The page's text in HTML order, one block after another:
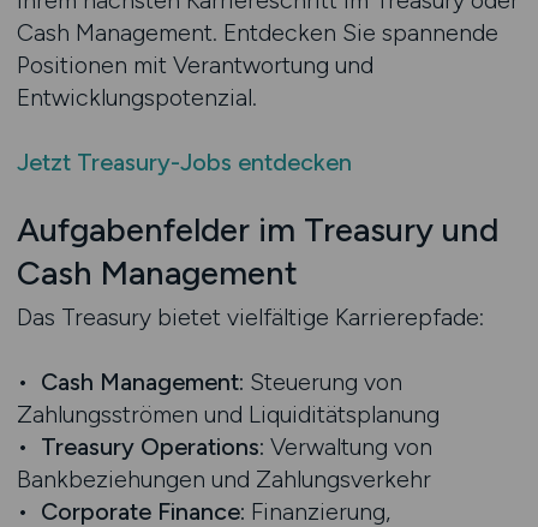
Cash Management. Entdecken Sie spannende
Positionen mit Verantwortung und
Entwicklungspotenzial.
Jetzt Treasury-Jobs entdecken
Aufgabenfelder im Treasury und
Cash Management
Das Treasury bietet vielfältige Karrierepfade:
• Cash Management: Steuerung von
Zahlungsströmen und Liquiditätsplanung
• Treasury Operations: Verwaltung von
Bankbeziehungen und Zahlungsverkehr
• Corporate Finance: Finanzierung,